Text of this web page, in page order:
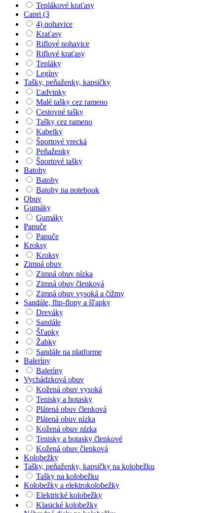
Teplákové kraťasy
Capri (3
4) nohavice
Kraťasy
Riflové nohavice
Riflové kraťasy
Tepláky
Legíny
Tašky, peňaženky, kapsičky
Ľadvinky
Malé tašky cez rameno
Cestovné tašky
Tašky cez rameno
Kabelky
Športové vrecká
Peňaženky
Športové tašky
Batohy
Batohy
Batohy na notebook
Obuv
Gumáky
Gumáky
Papuče
Papuče
Kroksy
Kroksy
Zimná obuv
Zimná obuv nízka
Zimná obuv členková
Zimná obuv vysoká a čižmy
Sandále, flip-flopy a šľapky
Dreváky
Sandále
Šľapky
Žabky
Sandále na platforme
Baleríny
Baleríny
Vychádzková obuv
Kožená obuv vysoká
Tenisky a botasky
Plátená obuv členková
Plátená obuv nízka
Kožená obuv nízka
Tenisky a botasky členkové
Kožená obuv členková
Kolobežky
Tašky, peňaženky, kapsičky na kolobežku
Tašky na kolobežku
Kolobežky a elektrokolobežky
Elektrické kolobežky
Klasické kolobežky